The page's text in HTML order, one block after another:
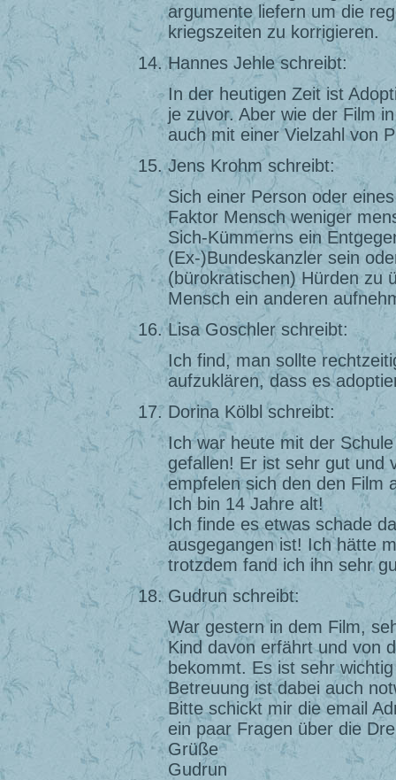
argumente liefern um die
kriegszeiten zu korrigieren.
Hannes Jehle schreibt:
In der heutigen Zeit ist
je zuvor. Aber wie der Film
auch mit einer Vielzahl von
Jens Krohm schreibt:
Sich einer Person oder
Faktor Mensch weniger
Sich-Kümmerns ein
(Ex-)Bundeskanzler sein
(bürokratischen) Hürden zu
Mensch ein anderen
Lisa Goschler schreibt:
Ich find, man sollte
aufzuklären, dass es
Dorina Kölbl schreibt:
Ich war heute mit der
gefallen! Er ist sehr gut und
empfelen sich den den Film
Ich bin 14 Jahre alt!
Ich finde es etwas schade
ausgegangen ist! Ich hätte
trotzdem fand ich ihn sehr
Gudrun schreibt:
War gestern in dem Film,
Kind davon erfährt und von
bekommt. Es ist sehr
Betreuung ist dabei auch
Bitte schickt mir die email
ein paar Fragen über die
Grüße
Gudrun